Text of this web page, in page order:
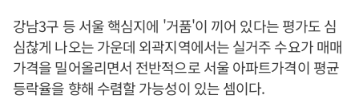
강남3구 등 서울 핵심지에 '거품'이 끼어 있다는 평가도 심
심찮게 나오는 가운데 외곽지역에서는 실거주 수요가 매매
가격을 밀어올리면서 전반적으로 서울 아파트가격이 평균
등락율을 향해 수렴할 가능성이 있는 셈이다.